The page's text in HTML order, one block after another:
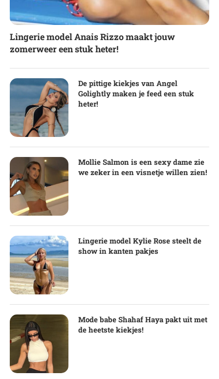
Lingerie model Anais Rizzo maakt jouw
zomerweer een stuk heter!
De pittige kiekjes van Angel
Golightly maken je feed een stuk
heter!
Mollie Salmon is een sexy dame zie
we zeker in een visnetje willen zien!
Lingerie model Kylie Rose steelt de
show in kanten pakjes
Mode babe Shahaf Haya pakt uit met
de heetste kiekjes!